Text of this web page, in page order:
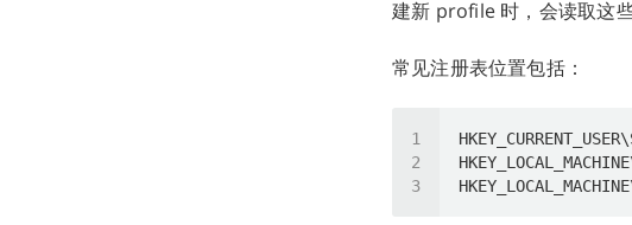
建新 profile 时，会读取这
常见注册表位置包括：